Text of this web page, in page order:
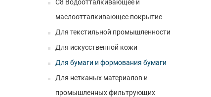
C8 Водоотталкивающее и
маслоотталкивающее покрытие
Для текстильной промышленности
Для искусственной кожи
Для бумаги и формования бумаги
Для нетканых материалов и
промышленных фильтрующих